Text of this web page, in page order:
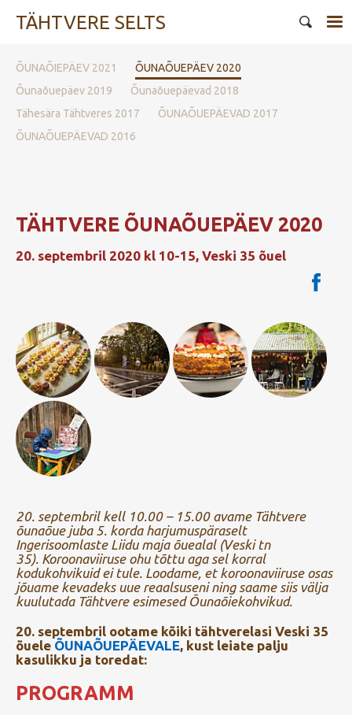
TÄHTVERE SELTS
ÕUNAÕIEPÄEV 2021
ÕUNAÕUEPÄEV 2020
Õunaõuepäev 2019
Õunaõuepäevad 2018
Tähesära Tähtveres 2017
ÕUNAÕUEPÄEVAD 2017
ÕUNAÕUEPÄEVAD 2016
TÄHTVERE ÕUNAÕUEPÄEV 2020
20. septembril 2020 kl 10-15, Veski 35 õuel
20. septembril kell 10.00 – 15.00 avame Tähtvere
õunaõue juba 5. korda harjumuspäraselt
Ingerisoomlaste Liidu maja õuealal (Veski tn
35). Koroonaviiruse ohu tõttu aga sel korral
kodukohvikuid ei tule. Loodame, et koroonaviiruse osas
jõuame kevadeks uue reaalsuseni ning saame siis välja
kuulutada Tähtvere esimesed Õunaõiekohvikud.
20. septembril ootame kõiki tähtverelasi Veski 35
õuele ÕUNAÕUEPÄEVALE, kust leiate palju
kasulikku ja toredat:
PROGRAMM